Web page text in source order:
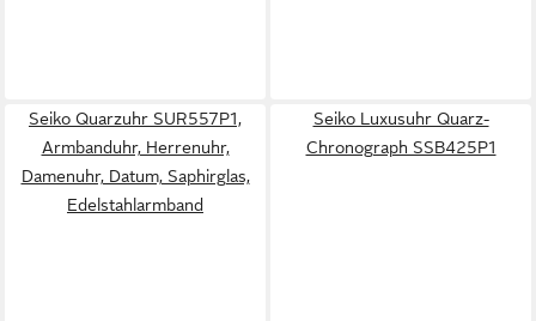
Seiko Quarzuhr SUR557P1,
Armbanduhr, Herrenuhr,
Damenuhr, Datum, Saphirglas,
Edelstahlarmband
Seiko Luxusuhr Quarz-
Chronograph SSB425P1